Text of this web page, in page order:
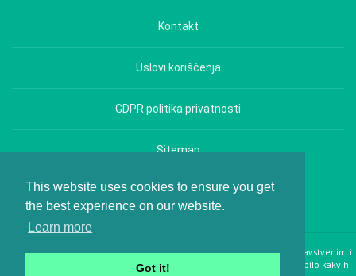
This website uses cookies to ensure you get
the best experience on our website.
Learn more
Got it!
Kontakt
Uslovi korišćenja
GDPR politika privatnosti
Sitemap
Copyright © Hrana i Zdravlje - All rights reserved.
Web magazin Hrana i Zdravlje pruža opšte informacije i diskusije o zdravstvenim i
drugim temama i ne treba ih tumačiti kao lekarske savete. Ako imate bilo kakvih